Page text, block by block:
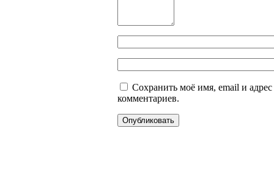
Сохранить моё имя, email и
комментариев.